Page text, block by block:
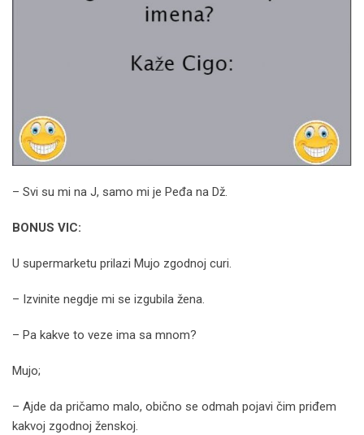
– Svi su mi na J, samo mi je Peđa na Dž.
BONUS VIC:
U supermarketu prilazi Mujo zgodnoj curi.
– Izvinite negdje mi se izgubila žena.
– Pa kakve to veze ima sa mnom?
Mujo;
– Ajde da pričamo malo, obično se odmah pojavi čim priđem
kakvoj zgodnoj ženskoj.